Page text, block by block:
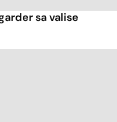
sa valise